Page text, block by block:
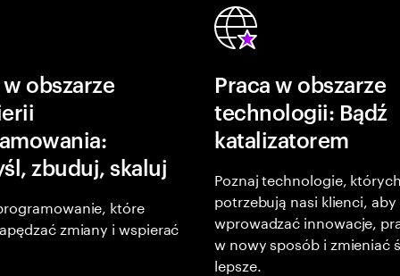
obszarze
zbuduj, skaluj
które
zmiany i wspierać
Praca w obszarze
technologii: Bądź
katalizatorem
Poznaj technologie,
potrzebują nasi klienci, aby
wprowadzać innowacje,
w nowy sposób i zmieniać
lepsze.